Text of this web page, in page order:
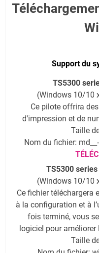
Support du
TS5300
(Windows 10/10
Ce pilote offrira
d'impression et de
Taille
Nom du fichier:
TS5300
(Windows 10/10
Ce fichier téléchargera
à la configuration et à
fois terminé, vous
logiciel pour
Taille